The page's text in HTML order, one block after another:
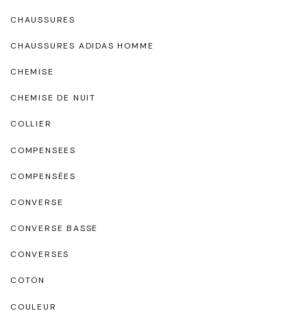
CHAUSSURES
CHAUSSURES ADIDAS HOMME
CHEMISE
CHEMISE DE NUIT
COLLIER
COMPENSEES
COMPENSÉES
CONVERSE
CONVERSE BASSE
CONVERSES
COTON
COULEUR